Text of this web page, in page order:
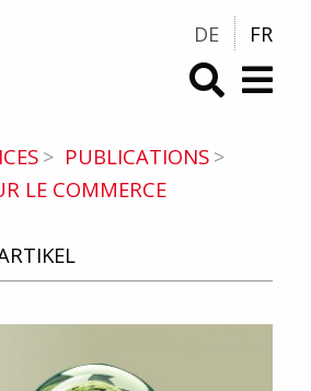
DE FR
PUBLICATIONS
LE COMMERCE